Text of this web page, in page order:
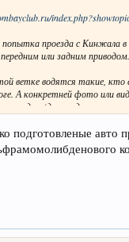
проезда с Кинжала
или задним приводом.
ветке водятся такие, кто
А конкретней фото или
не едем.(другие дорожки
чем) поделиться.
в другую ветку, если не
подготовленые